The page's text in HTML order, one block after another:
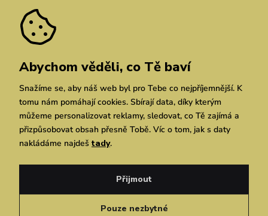
Pozáruční opravy
We Care
Dárkové poukazy
Vuchlook
Prodejny
Praha Brno Chrudim
Zásady ochrany osobních údajů
Simplia.cz
Zásady ochrany osobních údajů
Abychom věděli, co Tě baví
Snažíme se, aby náš web byl pro Tebe co nejpříjemnější. K
tomu nám pomáhají cookies. Sbírají data, díky kterým
můžeme personalizovat reklamy, sledovat, co Tě zajímá a
přizpůsobovat obsah přesně Tobě. Víc o tom, jak s daty
nakládáme najdeš tady.
Pouze nezbytné
Přijmout